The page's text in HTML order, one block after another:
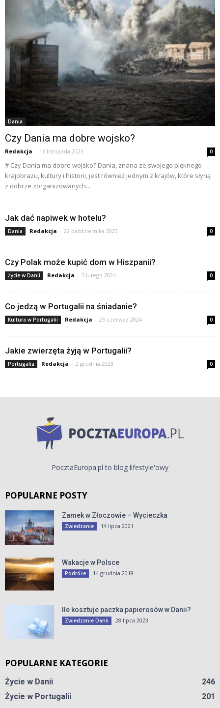
Dania
Czy Dania ma dobre wojsko?
Redakcja - 16 listopada 2023 0
# Czy Dania ma dobre wojsko? Dania, znana ze swojego pięknego
krajobrazu, kultury i historii, jest również jednym z krajów, które słyną
z dobrze zorganizowanych...
Jak dać napiwek w hotelu?
Dania Redakcja - 22 października 2023 0
Czy Polak może kupić dom w Hiszpanii?
Życie w Danii Redakcja - 5 lutego 2024 0
Co jedzą w Portugalii na śniadanie?
Kultura w Portugalii Redakcja - 25 czerwca 2024 0
Jakie zwierzęta żyją w Portugalii?
Portugalia Redakcja - 2 grudnia 2023 0
PocztaEuropa.pl to blog lifestyle'owy
POPULARNE POSTY
Zamek w Złoczowie – Wycieczka
Zwiedzanie 14 lipca 2021
Wakacje w Polsce
Podróże 14 grudnia 2018
Ile kosztuje paczka papierosów w Danii?
Zwiedzanie Danii 28 lipca 2023
POPULARNE KATEGORIE
Życie w Danii
246
Życie w Portugalii
201